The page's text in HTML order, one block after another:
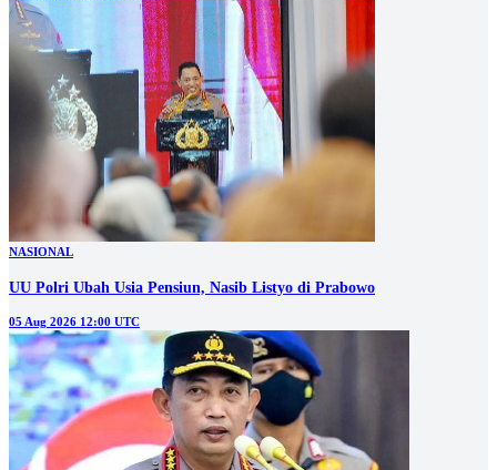
NASIONAL
UU Polri Ubah Usia Pensiun, Nasib Listyo di Prabowo
05 Aug 2026 12:00 UTC